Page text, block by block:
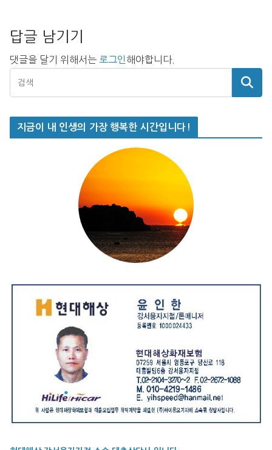
답글 남기기
댓글을 달기 위해서는 로그인 해야합니다.
지금이 내 인생의 가장 행복한 시간입니다!